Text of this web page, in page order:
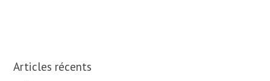
Articles récents